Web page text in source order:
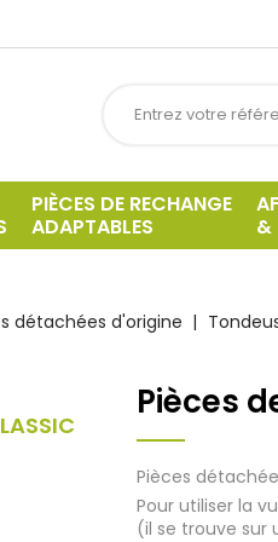
PIÈCES DE RECHANGE
ADAPTABLES
&
détachées d'origine
Pièces
Pièces
Pour utiliser la
(il se trouve sur